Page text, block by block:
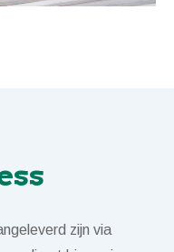
zijn via